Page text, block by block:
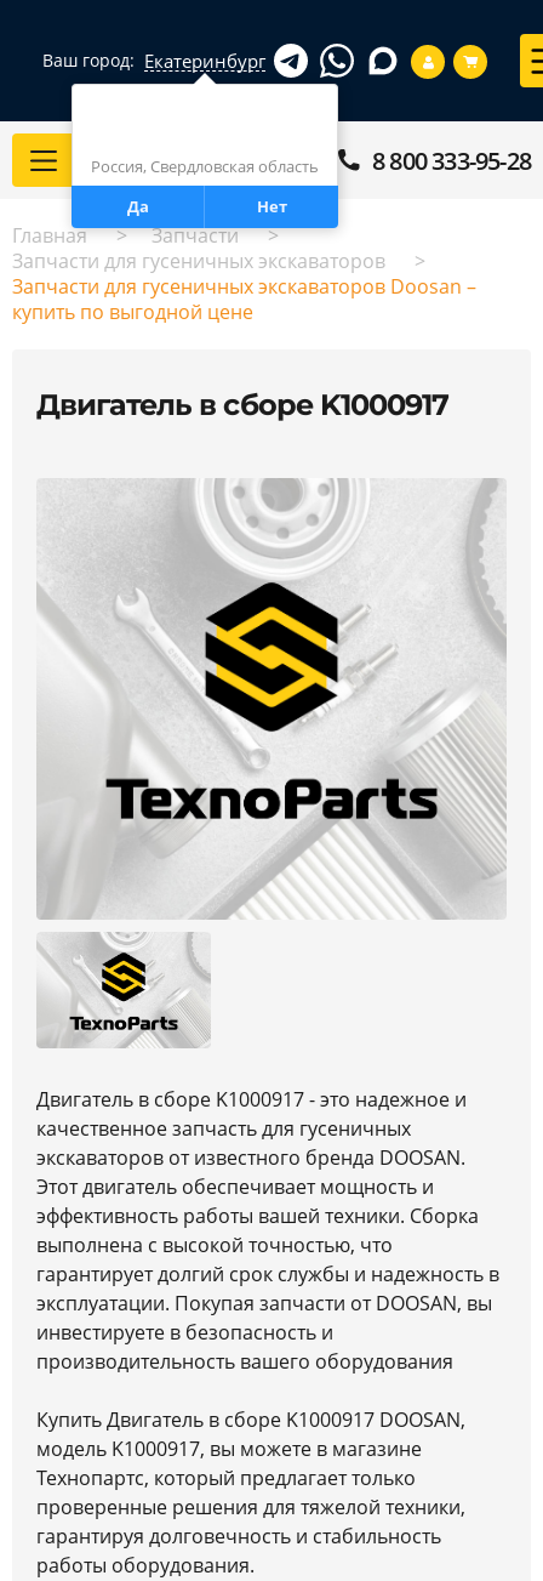
Ваш город: Екатеринбург
Россия, Свердловская область
Да
Нет
Каталог 8 800 333-95-28
Главная
Запчасти
Запчасти для гусеничных экскаваторов
Запчасти для гусеничных экскаваторов Doosan –
купить по выгодной цене
Двигатель в сборе K1000917
Двигатель в сборе K1000917 - это надежное и
качественное запчасть для гусеничных
экскаваторов от известного бренда DOOSAN.
Этот двигатель обеспечивает мощность и
эффективность работы вашей техники. Сборка
выполнена с высокой точностью, что
гарантирует долгий срок службы и надежность в
эксплуатации. Покупая запчасти от DOOSAN, вы
инвестируете в безопасность и
производительность вашего оборудования
Купить Двигатель в сборе K1000917 DOOSAN,
модель K1000917, вы можете в магазине
Технопартс, который предлагает только
проверенные решения для тяжелой техники,
гарантируя долговечность и стабильность
работы оборудования.